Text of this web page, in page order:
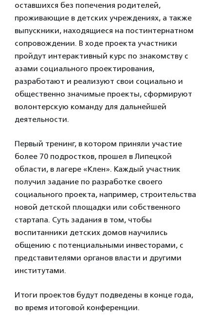
оставшихся без попечения родителей,
проживающие в детских учреждениях, а также
выпускники, находящиеся на постинтернатном
сопровождении. В ходе проекта участники
пройдут интерактивный курс по знакомству с
азами социального проектирования,
разработают и реализуют свои социально и
общественно значимые проекты, сформируют
волонтерскую команду для дальнейшей
деятельности.
Первый тренинг, в котором приняли участие
более 70 подростков, прошел в Липецкой
области, в лагере «Клен». Каждый участник
получил задание по разработке своего
социального проекта, например, строительства
новой детской площадки или собственного
стартапа. Суть задания в том, чтобы
воспитанники детских домов научились
общению с потенциальными инвесторами, с
представителями органов власти и другими
институтами.
Итоги проектов будут подведены в конце года,
во время итоговой конференции.